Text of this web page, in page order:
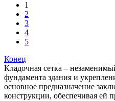
1
2
3
4
5
Конец
Кладочная сетка –
фундамента здания и
основное предназначение
конструкции, обеспечивая ей